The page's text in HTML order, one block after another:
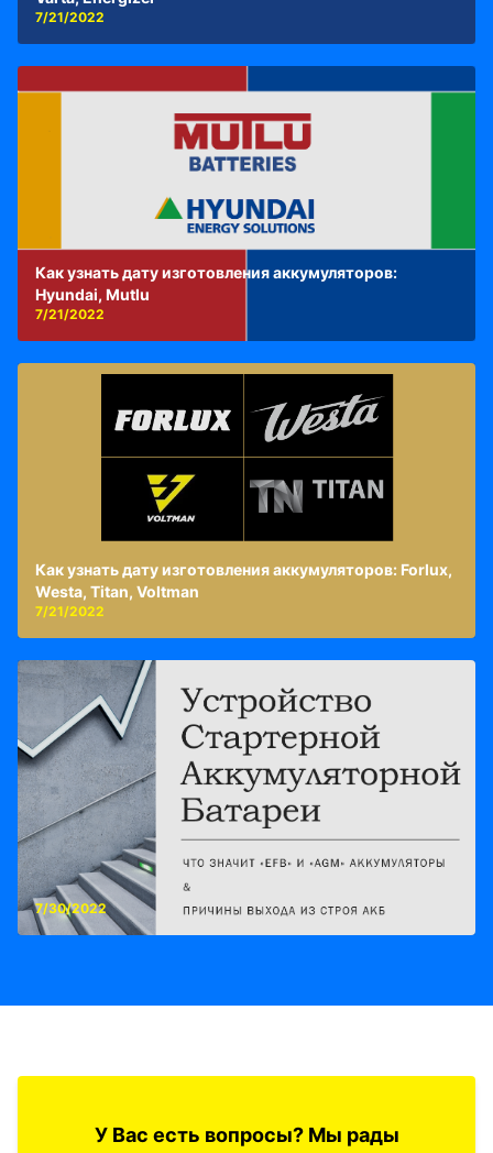
7/21/2022
Как узнать дату изготовления аккумуляторов:
Hyundai, Mutlu
7/21/2022
Как узнать дату изготовления аккумуляторов: Forlux,
Westa, Titan, Voltman
7/21/2022
7/30/2022
У Вас есть вопросы? Мы рады